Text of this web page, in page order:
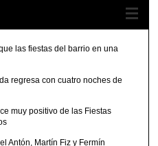
las fiestas del barrio en una
regresa con cuatro noches de
muy positivo de las Fiestas
Antón, Martín Fiz y Fermín